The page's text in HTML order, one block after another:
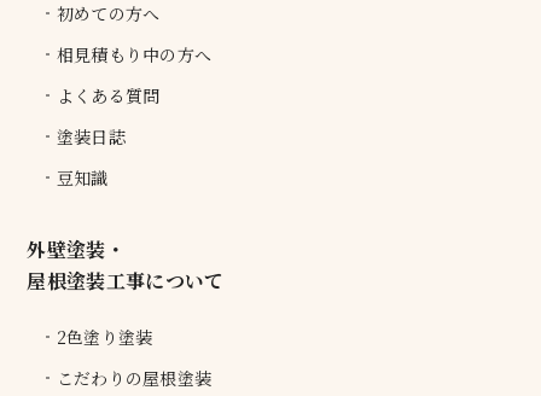
初めての方へ
相見積もり中の方へ
よくある質問
塗装日誌
豆知識
外壁塗装・
屋根塗装工事について
2色塗り塗装
こだわりの屋根塗装